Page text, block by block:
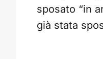
sposato “in
già stata